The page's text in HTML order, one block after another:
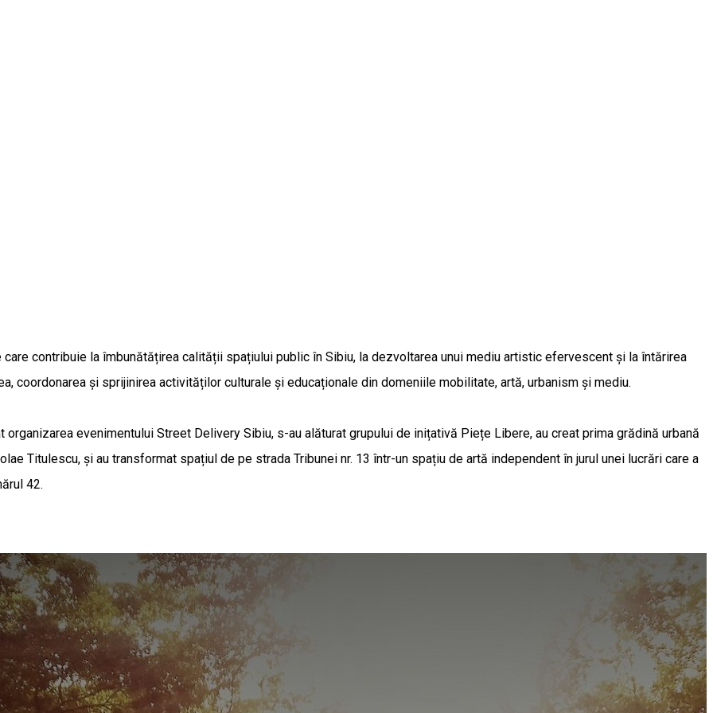
contribuie la îmbunătățirea calității spațiului public în Sibiu, la dezvoltarea unui mediu artistic efervescent și la întărirea
coordonarea și sprijinirea activităților culturale și educaționale din domeniile mobilitate, artă, urbanism și mediu.
evenimentului Street Delivery Sibiu, s-au alăturat grupului de inițativă Piețe Libere, au creat prima grădină urbană
Titulescu, și au transformat spațiul de pe strada Tribunei nr. 13 într-un spațiu de artă independent în jurul unei lucrări care a
42.